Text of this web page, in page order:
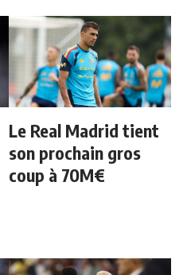
Le Real Madrid tient
son prochain gros
coup à 70M€